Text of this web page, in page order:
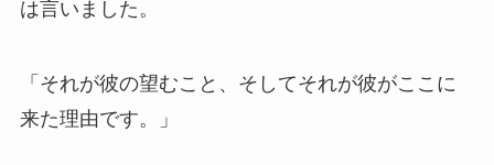
は言いました。
「それが彼の望むこと、そしてそれが彼がここに
来た理由です。」